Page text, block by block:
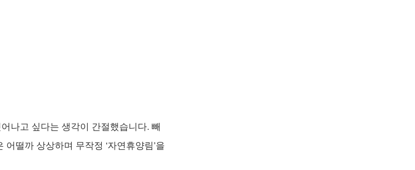
나고 싶다는 생각이 간절했습니다. 빼
떨까 상상하며 무작정 ‘자연휴양림’을